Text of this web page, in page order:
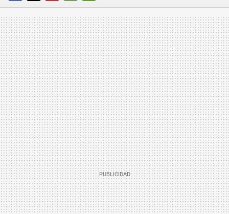
FACEBOOKTWITTERFLIPBOARD
E-
MAIL
WHATSAPP